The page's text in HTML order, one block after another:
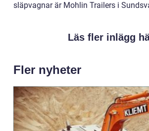
släpvagnar är Mohlin Trailers i
Läs fler inlägg
Fler nyheter